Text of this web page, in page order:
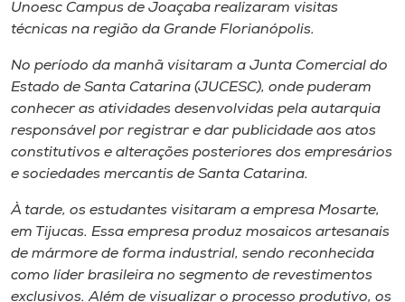
Biblioteca
Editora
Rádio
Museu
Unoesc
Store
Unoesc Campus de Joaçaba realizaram visitas
técnicas na região da Grande Florianópolis.
No período da manhã visitaram a Junta Comercial do
Estado de Santa Catarina (JUCESC), onde puderam
conhecer as atividades desenvolvidas pela autarquia
responsável por registrar e dar publicidade aos atos
constitutivos e alterações posteriores dos empresários
e sociedades mercantis de Santa Catarina.
À tarde, os estudantes visitaram a empresa Mosarte,
em Tijucas. Essa empresa produz mosaicos artesanais
de mármore de forma industrial, sendo reconhecida
como líder brasileira no segmento de revestimentos
exclusivos. Além de visualizar o processo produtivo, os